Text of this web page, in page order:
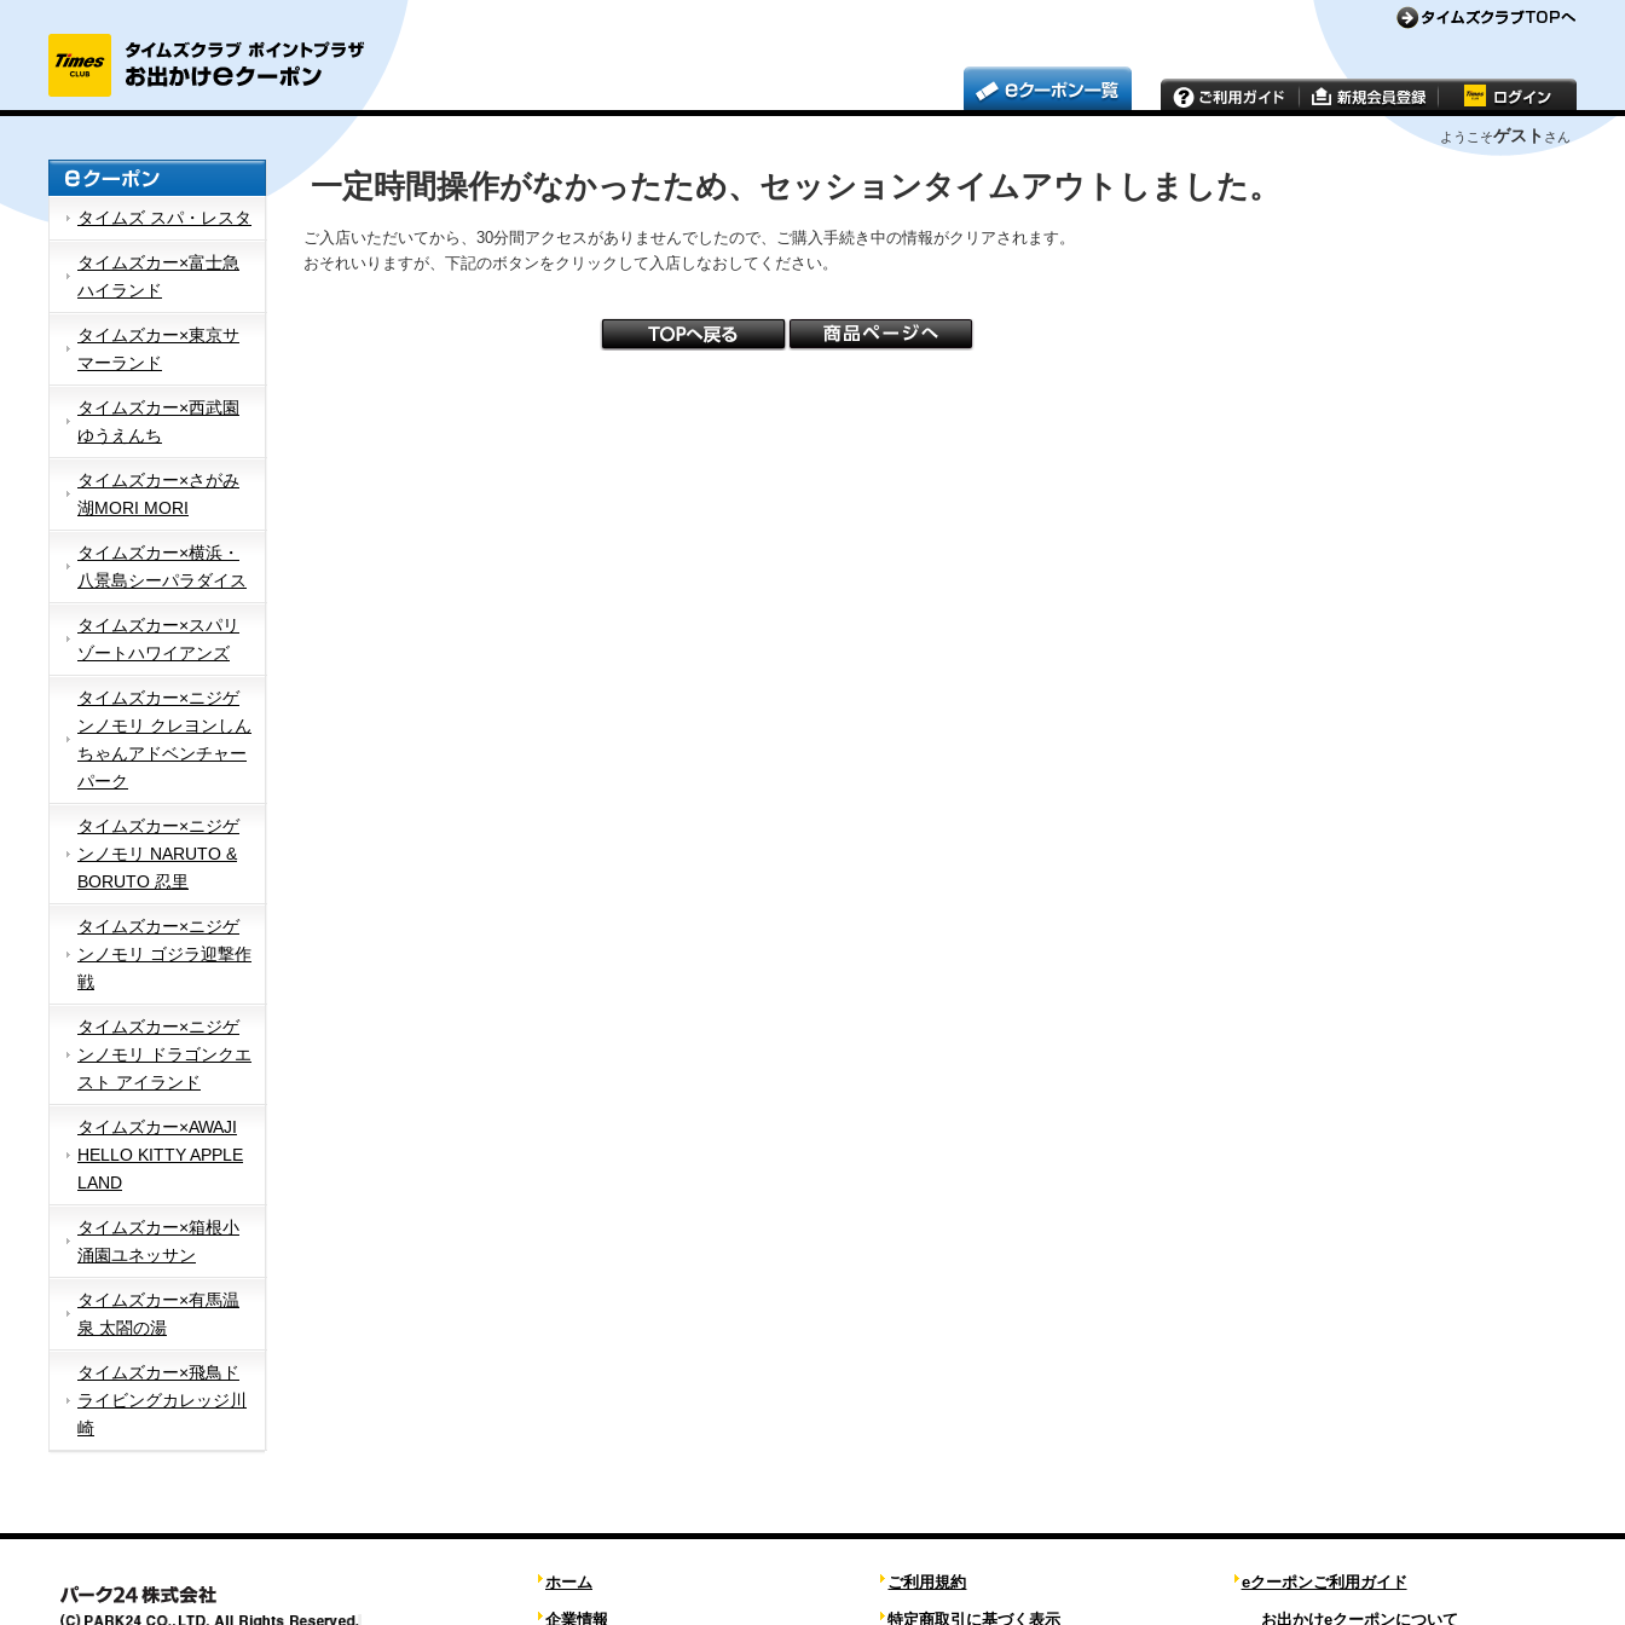
ようこそゲスト さん
タイムズ スパ・レスタ
タイムズカー×富士急
ハイランド
タイムズカー×東京サ
マーランド
タイムズカー×西武園
ゆうえんち
タイムズカー×さがみ
湖MORI MORI
タイムズカー×横浜・
八景島シーパラダイス
タイムズカー×スパリ
ゾートハワイアンズ
タイムズカー×ニジゲ
ンノモリ クレヨンしん
ちゃんアドベンチャー
パーク
タイムズカー×ニジゲ
ンノモリ NARUTO &
BORUTO 忍里
タイムズカー×ニジゲ
ンノモリ ゴジラ迎撃作
戦
タイムズカー×ニジゲ
ンノモリ ドラゴンクエ
スト アイランド
タイムズカー×AWAJI
HELLO KITTY APPLE
LAND
タイムズカー×箱根小
涌園ユネッサン
タイムズカー×有馬温
泉 太閤の湯
タイムズカー×飛鳥ド
ライビングカレッジ川
崎
一定時間操作がなかったため、セッションタイムアウトしました。
ご入店いただいてから、30分間アクセスがありませんでしたので、ご購入手続き中の情報がクリアされます。
おそれいりますが、下記のボタンをクリックして入店しなおしてください。
ホーム
企業情報
ご利用規約
特定商取引に基づく表示
eクーポンご利用ガイド
お出かけeクーポンについて